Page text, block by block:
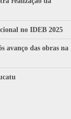
no IDEB 2025
avanço das obras na